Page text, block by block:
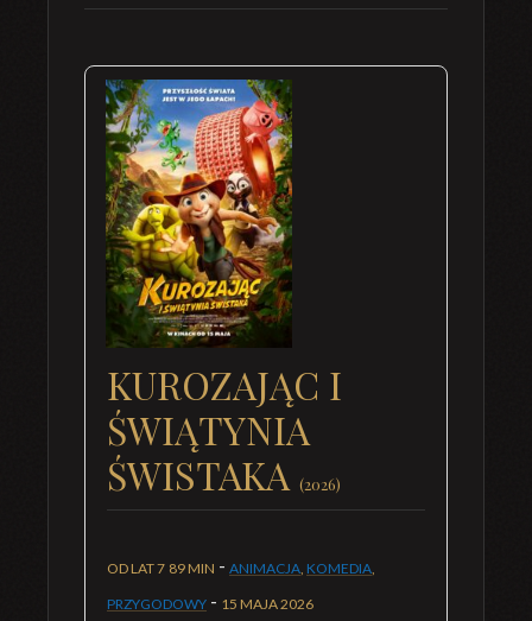
KUROZAJĄC I
ŚWIĄTYNIA
ŚWISTAKA (2026)
OD LAT 7 89 MIN - ANIMACJA, KOMEDIA,
PRZYGODOWY - 15 MAJA 2026